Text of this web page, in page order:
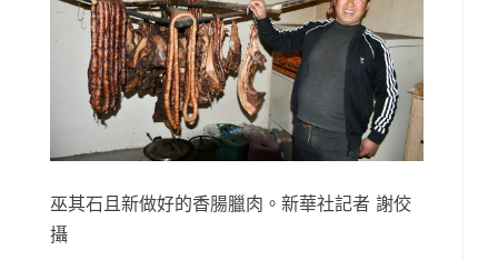
巫其石且新做好的香腸臘肉。新華社記者 謝佼
攝